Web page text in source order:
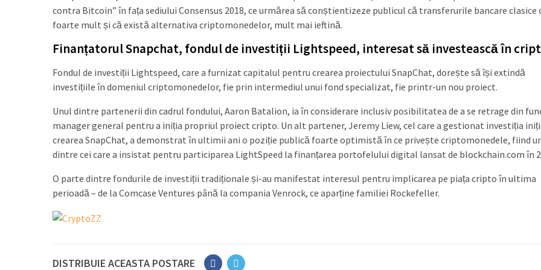
contra Bitcoin” în fața sediului Consensus 2018, ce urmărea să conștientizeze publicul că transferurile bancare clasice
foarte mult și că există alternativa criptomonedelor, mult mai ieftină.
Finanțatorul Snapchat, fondul de investiții Lightspeed, interesat să investească în
Fondul de investiții Lightspeed, care a furnizat capitalul pentru crearea proiectului SnapChat, dorește să își extindă
investițiile în domeniul criptomonedelor, fie prin intermediul unui fond specializat, fie printr-un nou proiect.
Unul dintre partenerii din cadrul fondului, Aaron Batalion, ia în considerare inclusiv posibilitatea de a se retrage din
manager general pentru a iniția propriul proiect cripto. Un alt partener, Jeremy Liew, cel care a gestionat investiția
crearea SnapChat, a demonstrat în ultimii ani o poziție publică foarte optimistă în ce privește criptomonedele, fiind
dintre cei care a insistat pentru participarea LightSpeed la finanțarea portofelului digital lansat de blockchain.com în
O parte dintre fondurile de investiții tradiționale și-au manifestat interesul pentru implicarea pe piața cripto în ultima
perioadă – de la Comcase Ventures până la compania Venrock, ce aparține familiei Rockefeller.
DISTRIBUIE ACEASTA POSTARE